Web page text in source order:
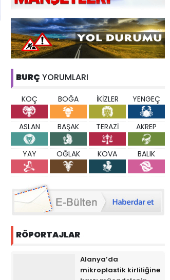
BURÇ YORUMLARI
KOÇ BOĞA İKİZLER YENGEÇ
ASLAN BAŞAK TERAZİ AKREP
YAY OĞLAK KOVA BALIK
RÖPORTAJLAR
Alanya’da
mikroplastik kirliliğine